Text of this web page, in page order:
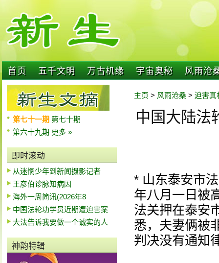
首页 五千文明 万古机缘 宇宙奥秘 风雨沧
第七十一期 第七十期
第六十九期 更多 »
即时滚动
从迷惘少年到新闻摄影记者
王彦伯诊脉知病因
海外一周简讯(2026年8
中国法轮功学员近期遭迫害案
大法告诉我要做一个诚实的人
神韵特辑
主页 > 风雨沧桑 > 迫害真
中国大陆法
* 山东泰安市
年八月一日被
法关押在泰安
悉，夫妻俩被
判决没有通知